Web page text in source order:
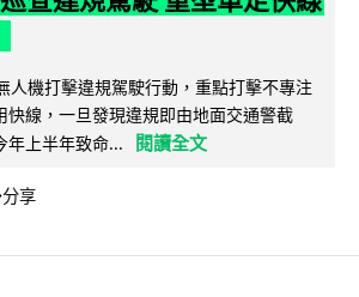
人機打擊違規駕駛行動，重點打擊不專注
快線，一旦發現違規即由地面交通警截
年上半年致命...
閱讀全文
分享